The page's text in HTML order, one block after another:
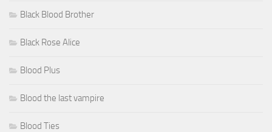
Black Blood Brother
Black Rose Alice
Blood Plus
Blood the last vampire
Blood Ties